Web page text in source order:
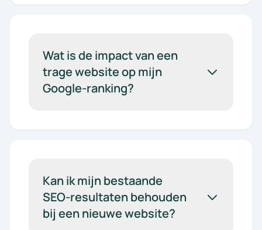
Wat is de impact van een
trage website op mijn
Google-ranking?
Kan ik mijn bestaande
SEO-resultaten behouden
bij een nieuwe website?